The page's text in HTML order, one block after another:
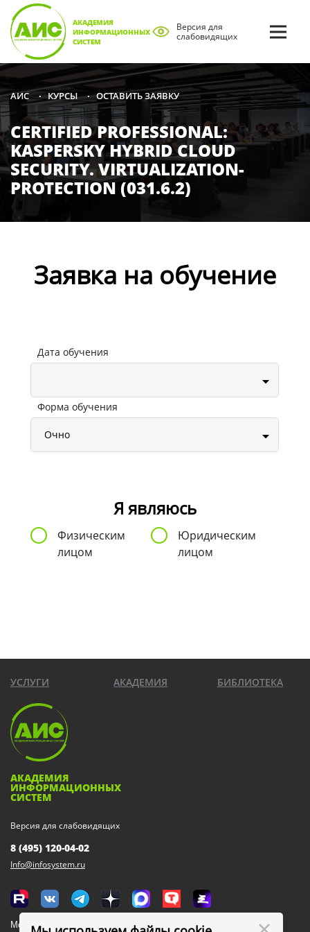
АКАДЕМИЯ
ИНФОРМАЦИОННЫХ
СИСТЕМ
Версия для
слабовидящих
АИС • КУРСЫ • ОСТАВИТЬ ЗАЯВКУ
CERTIFIED PROFESSIONAL:
KASPERSKY HYBRID CLOUD
SECURITY. VIRTUALIZATION-
PROTECTION (031.6.2)
Заявка на обучение
Дата обучения
Форма обучения
Я являюсь
Физическим
лицом
Юридическим
лицом
УСЛУГИ АКАДЕМИЯ БИБЛИОТЕКА
АКАДЕМИЯ
ИНФОРМАЦИОННЫХ
СИСТЕМ
Версия для слабовидящих
8 (495) 120-04-02
Info@infosystem.ru
Москва, 111123, ул. Плеханова, 4а